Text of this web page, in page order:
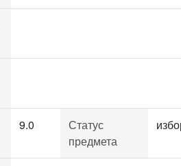
9.0
Статус
предмета